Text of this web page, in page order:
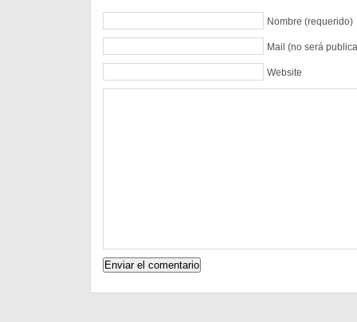
Nombre (requerido)
Mail (no será
Website